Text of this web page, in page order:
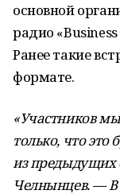
основной
радио
Ранее такие
формате.
«Участников
только, что
из предыдущих
Челнынцев. — В